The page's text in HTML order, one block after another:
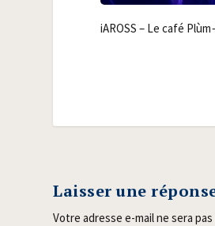
iAROSS – Le café
Laisser une
Votre adresse e-mail ne sera